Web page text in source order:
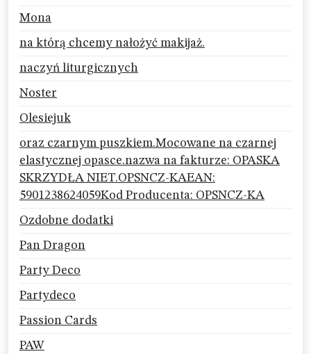
Mona
na którą chcemy nałożyć makijaż.
naczyń liturgicznych
Noster
Olesiejuk
oraz czarnym puszkiem.Mocowane na czarnej
elastycznej opasce.nazwa na fakturze: OPASKA
SKRZYDŁA NIET.OPSNCZ-KAEAN:
5901238624059Kod Producenta: OPSNCZ-KA
Ozdobne dodatki
Pan Dragon
Party Deco
Partydeco
Passion Cards
PAW